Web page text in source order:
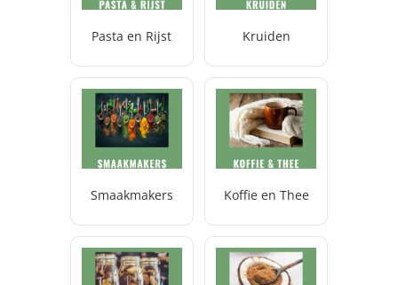
Pasta en Rijst Kruiden
Smaakmakers Koffie en Thee